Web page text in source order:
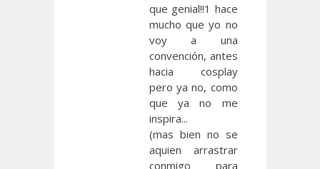
que genial!!1 hace
mucho que yo no
voy a una
convención, antes
hacia cosplay
pero ya no, como
que ya no me
inspira...
(mas bien no se
aquien arrastrar
conmigo para